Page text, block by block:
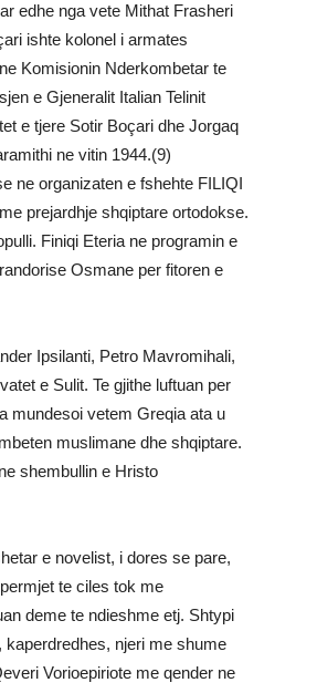
edhe nga vete Mithat Frasheri
ishte kolonel i armates
Komisionin Nderkombetar te
e Gjeneralit Italian Telinit
e tjere Sotir Boçari dhe Jorgaq
ne vitin 1944.(9)
ne organizaten e fshehte FILIQI
prejardhje shqiptare ortodokse.
Finiqi Eteria ne programin e
Osmane per fitoren e
Ipsilanti, Petro Mavromihali,
e Sulit. Te gjithe luftuan per
mundesoi vetem Greqia ata u
muslimane dhe shqiptare.
shembullin e Hristo
e novelist, i dores se pare,
te ciles tok me
deme te ndieshme etj. Shtypi
njeri me shume
Vorioepiriote me qender ne